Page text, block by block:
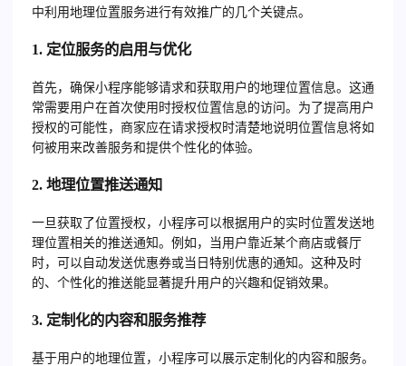
中利用地理位置服务进行有效推广的几个关键点。
1. 定位服务的启用与优化
首先，确保小程序能够请求和获取用户的地理位置信息。这通
常需要用户在首次使用时授权位置信息的访问。为了提高用户
授权的可能性，商家应在请求授权时清楚地说明位置信息将如
何被用来改善服务和提供个性化的体验。
2. 地理位置推送通知
一旦获取了位置授权，小程序可以根据用户的实时位置发送地
理位置相关的推送通知。例如，当用户靠近某个商店或餐厅
时，可以自动发送优惠券或当日特别优惠的通知。这种及时
的、个性化的推送能显著提升用户的兴趣和促销效果。
3. 定制化的内容和服务推荐
基于用户的地理位置，小程序可以展示定制化的内容和服务。